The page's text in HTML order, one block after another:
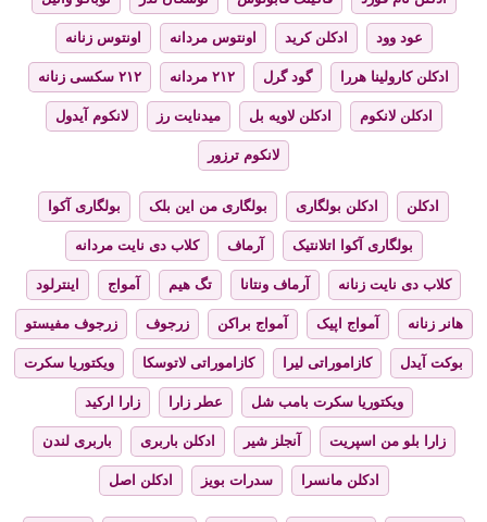
عود وود ادکلن کرید اونتوس مردانه اونتوس زنانه
ادکلن کارولینا هررا گود گرل ۲۱۲ مردانه ۲۱۲ سکسی زنانه
ادکلن لانکوم ادکلن لاویه بل میدنایت رز لانکوم آیدول
لانکوم ترزور
ادکلن ادکلن بولگاری بولگاری من این بلک بولگاری آکوا
بولگاری آکوا اتلانتیک آرماف کلاب دی نایت مردانه
کلاب دی نایت زنانه آرماف ونتانا تگ هیم آمواج اینترلود
هانر زنانه آمواج اپیک آمواج براکن زرجوف زرجوف مفیستو
بوکت آیدل کازاموراتی لیرا کازاموراتی لاتوسکا ویکتوریا سکرت
ویکتوریا سکرت بامب شل عطر زارا زارا ارکید
زارا بلو من اسپریت آنجلز شیر ادکلن باربری باربری لندن
ادکلن مانسرا سدرات بویز ادکلن اصل